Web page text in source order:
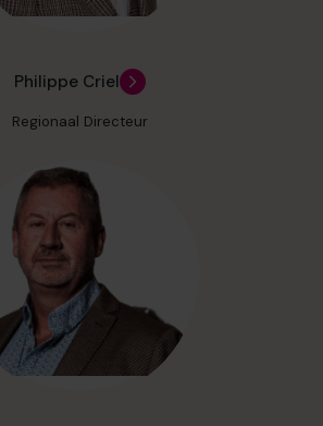
Philippe Criel
Regionaal Directeur